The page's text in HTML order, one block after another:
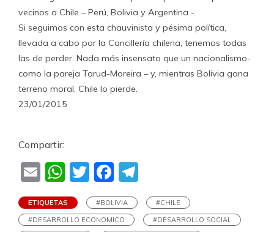
vecinos a Chile – Perú, Bolivia y Argentina -.
Si seguimos con esta chauvinista y pésima política,
llevada a cabo por la Cancillería chilena, tenemos todas
las de perder. Nada más insensato que un nacionalismo-
como la pareja Tarud-Moreira – y, mientras Bolivia gana
terreno moral, Chile lo pierde.
23/01/2015
Compartir:
EmailWhatsApp
TwitterFacebook
ETIQUETAS #BOLIVIA
#CHILE
#DESARROLLO ECONOMICO
#DESARROLLO SOCIAL